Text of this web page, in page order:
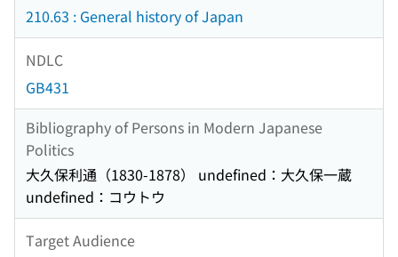
210.63 : General history of Japan
NDLC
GB431
Bibliography of Persons in Modern Japanese
Politics
大久保利通（1830-1878） undefined：大久保一蔵
undefined：コウトウ
Target Audience